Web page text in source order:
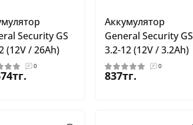
Security GS
(12V / 26Ah)
0
Аккумулятор
General Security GS
3.2-12 (12V / 3.2Ah)
0
837тг.